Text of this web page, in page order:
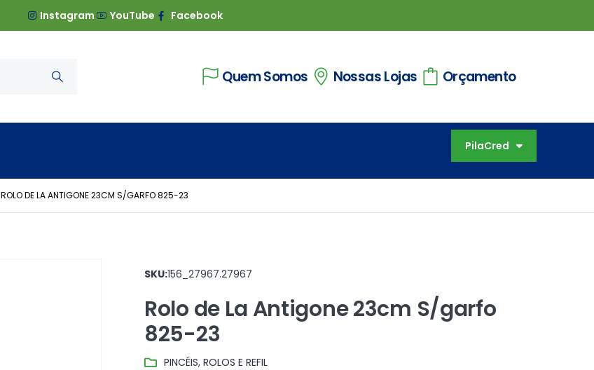
Instagram YouTube Facebook
Quem Somos Nossas Lojas Orçamento
PilaCred
ROLO DE LA ANTIGONE 23CM S/GARFO 825-23
SKU:156_27967.27967
Rolo de La Antigone 23cm S/garfo
825-23
PINCÉIS, ROLOS E REFIL